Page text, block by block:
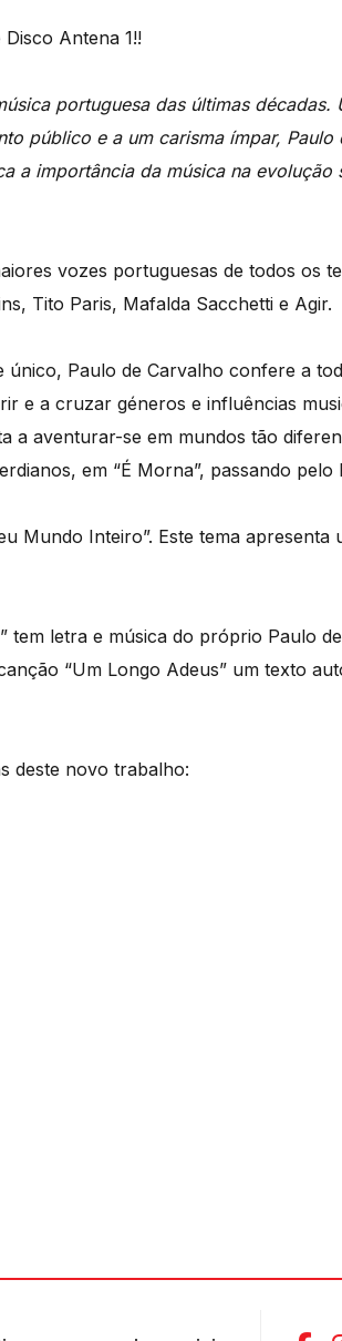
Antena 1!!
portuguesa das últimas décadas.
público e a um carisma ímpar, Paulo
a importância da música na evolução
vozes portuguesas de todos os
Tito Paris, Mafalda Sacchetti e Agir.
Paulo de Carvalho confere a
e a cruzar géneros e influências
a aventurar-se em mundos tão
em “É Morna”, passando pelo
Mundo Inteiro”. Este tema apresenta
tem letra e música do próprio Paulo
“Um Longo Adeus” um texto
deste novo trabalho: